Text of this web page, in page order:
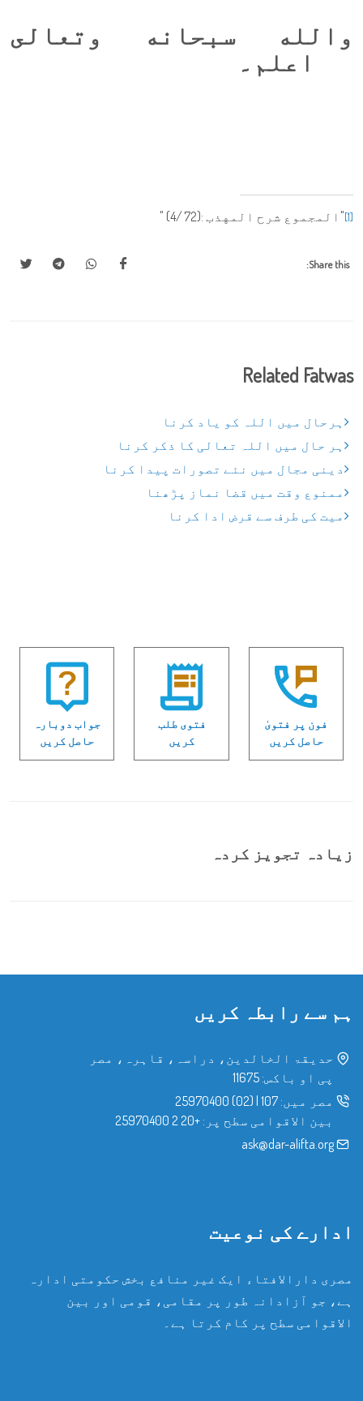
والله سبحانه وتعالى
اعلم ۔
[1]
" المجموع شرح المهذب " (4/ 72):
Share this:
Related Fatwas
ہرحال میں اللہ کو یاد کرنا
ہر حال میں اللہ تعالی کا ذکر کرنا
دینی مجال میں نئے تصورات پیدا کرنا
ممنوع وقت میں قضا نماز پڑھنا
میت کی طرف سے قرض ادا کرنا
فون پر فتویٰ
حاصل کریں
فتوی طلب
کریں
جواب دوبارہ
حاصل کریں
زیادہ تجویز کردہ
ہم سے رابطہ کریں
حدیقۃ الخالدین، دراسہ، قاہرہ، مصر
پی او باکس: 11675
مصر میں: 107
|
(02) 25970400
بین الاقوامی سطح پر: +20 2 25970400
ask@dar-alifta.org
ادارے کی نوعیت
مصری دارالافتاء ایک غیر منافع بخش حکومتی ادارہ
ہے، جو آزادانہ طور پر مقامی، قومی اور بین
الاقوامی سطح پر کام کرتا ہے۔